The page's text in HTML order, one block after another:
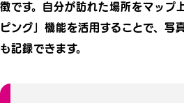
徴です。自分が訪れた場所をマップ
ピング」機能を活用することで、写
も記録できます。